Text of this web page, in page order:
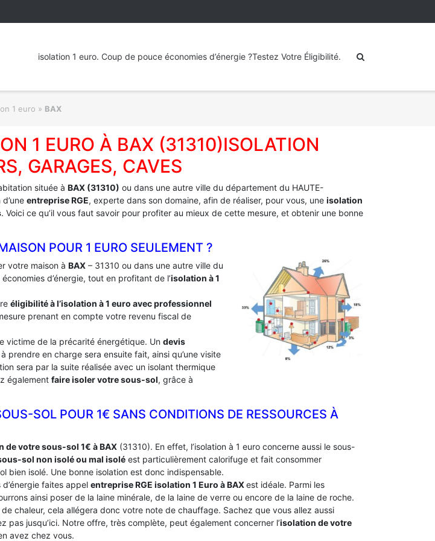
isolation 1 euro. Coup de pouce économies d’énergie ?Testez Votre Éligibilité.
1 euro » BAX
1 EURO À BAX (31310)ISOLATION
GARAGES, CAVES
située à BAX (31310) ou dans une autre ville du département du HAUTE-
entreprise RGE, experte dans son domaine, afin de réaliser, pour vous, une isolation
. Voici ce qu’il vous faut savoir pour profiter au mieux de cette mesure, et obtenir une bonne
POUR 1 EURO SEULEMENT ?
votre maison à BAX – 31310 ou dans une autre ville du
d’énergie, tout en profitant de l’isolation à 1
éligibilité à l’isolation à 1 euro avec professionnel
prenant en compte votre revenu fiscal de
victime de la précarité énergétique. Un devis
prendre en charge sera ensuite fait, ainsi qu’une visite
sera par la suite réalisée avec un isolant thermique
également faire isoler votre sous-sol, grâce à
SOL POUR 1€ SANS CONDITIONS DE RESSOURCES À
de votre sous-sol 1€ à BAX (31310). En effet, l’isolation à 1 euro concerne aussi le sous-
sol non isolé ou mal isolé est particulièrement calorifuge et fait consommer
bien isolé. Une bonne isolation est donc indispensable.
faites appel entreprise RGE isolation 1 Euro à BAXest idéale. Parmi les
ainsi poser de la laine minérale, de la laine de verre ou encore de la laine de roche.
de chaleur, cela allégera donc votre note de chauffage. Sachez que vous allez aussi
pas jusqu’ici. Notre offre, très complète, peut également concerner l’isolation de votre
avez chez vous.